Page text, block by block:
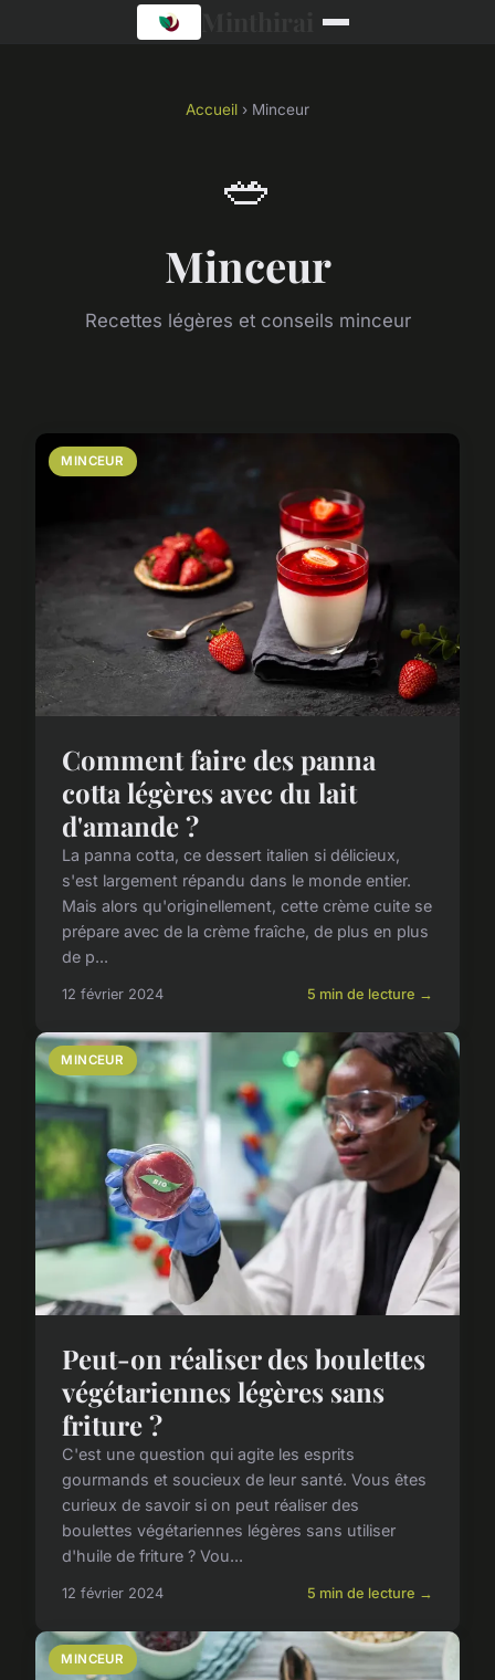
Accueil › Minceur
🥗
Minceur
Recettes légères et conseils minceur
MINCEUR
Comment faire des panna
cotta légères avec du lait
d'amande ?
La panna cotta, ce dessert italien si délicieux,
s'est largement répandu dans le monde entier.
Mais alors qu'originellement, cette crème cuite se
prépare avec de la crème fraîche, de plus en plus
de p...
12 février 2024 5 min de lecture →
MINCEUR
Peut-on réaliser des boulettes
végétariennes légères sans
friture ?
C'est une question qui agite les esprits
gourmands et soucieux de leur santé. Vous êtes
curieux de savoir si on peut réaliser des
boulettes végétariennes légères sans utiliser
d'huile de friture ? Vou...
12 février 2024 5 min de lecture →
MINCEUR